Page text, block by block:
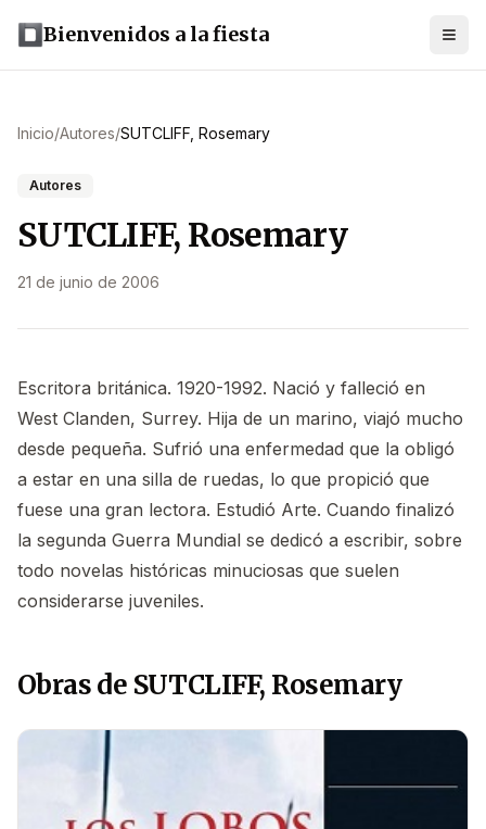
Bienvenidos a la fiesta
Inicio/Autores/SUTCLIFF, Rosemary
Autores
SUTCLIFF, Rosemary
21 de junio de 2006
Escritora británica. 1920-1992. Nació y falleció en
West Clanden, Surrey. Hija de un marino, viajó mucho
desde pequeña. Sufrió una enfermedad que la obligó
a estar en una silla de ruedas, lo que propició que
fuese una gran lectora. Estudió Arte. Cuando finalizó
la segunda Guerra Mundial se dedicó a escribir, sobre
todo novelas históricas minuciosas que suelen
considerarse juveniles.
Obras de SUTCLIFF, Rosemary